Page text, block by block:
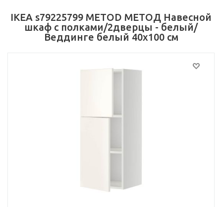
IKEA s79225799 METOD МЕТОД Навесной
шкаф с полками/2дверцы - белый/
Веддинге белый 40x100 см